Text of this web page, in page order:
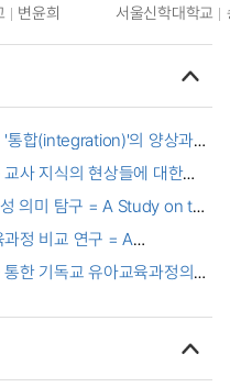
변윤희 서울신학대학교
'통합(integration)'의 양상과
Implementation of Early
Qualitative Meta-Analysis
사 지식의 현상들에 대한
of Teacher
Early Childhood
with Educational
의미 탐구 = A Study on the
정 비교 연구 = A
Korea and China
한 기독교 유아교육과정의